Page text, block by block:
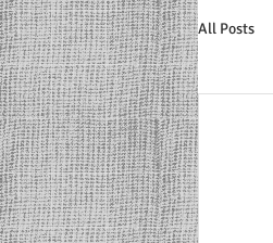
All Posts